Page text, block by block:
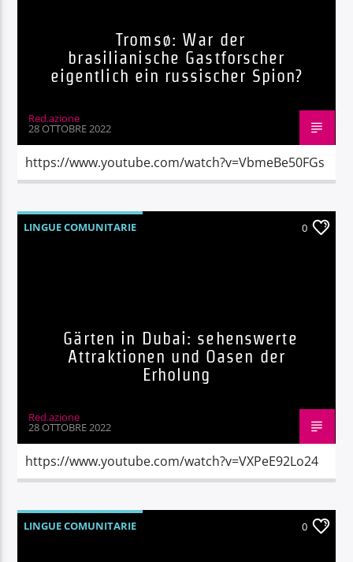
Tromsø: War der
brasilianische Gastforscher
eigentlich ein russischer Spion?
Red.azione
28 OTTOBRE 2022
https://www.youtube.com/watch?v=VbmeBe50FGs
LINGUE COMUNITARIE 0
Gärten in Dubai: sehenswerte
Attraktionen und Oasen der
Erholung
Red.azione
28 OTTOBRE 2022
https://www.youtube.com/watch?v=VXPeE92Lo24
LINGUE COMUNITARIE 0